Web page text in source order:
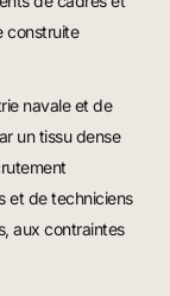
construite
navale et de
un tissu dense
et de techniciens
aux contraintes